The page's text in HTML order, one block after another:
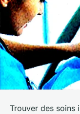
Trouver des soins